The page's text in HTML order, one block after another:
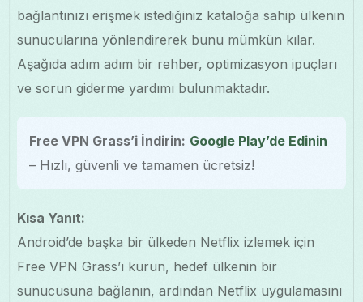
bağlantınızı erişmek istediğiniz kataloğa sahip ülkenin
sunucularına yönlendirerek bunu mümkün kılar.
Aşağıda adım adım bir rehber, optimizasyon ipuçları
ve sorun giderme yardımı bulunmaktadır.
Free VPN Grass’i İndirin: Google Play’de Edinin
– Hızlı, güvenli ve tamamen ücretsiz!
Kısa Yanıt:
Android’de başka bir ülkeden Netflix izlemek için
Free VPN Grass’ı kurun, hedef ülkenin bir
sunucusuna bağlanın, ardından Netflix uygulamasını